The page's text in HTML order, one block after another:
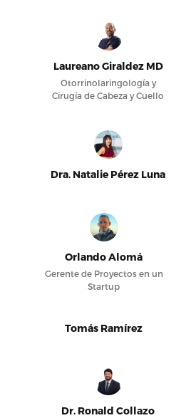
Laureano Giraldez MD
Otorrinolaringología y
Cirugía de Cabeza y Cuello
Dra. Natalie Pérez Luna
Orlando Alomá
Gerente de Proyectos en un
Startup
Tomás Ramírez
Dr. Ronald Collazo